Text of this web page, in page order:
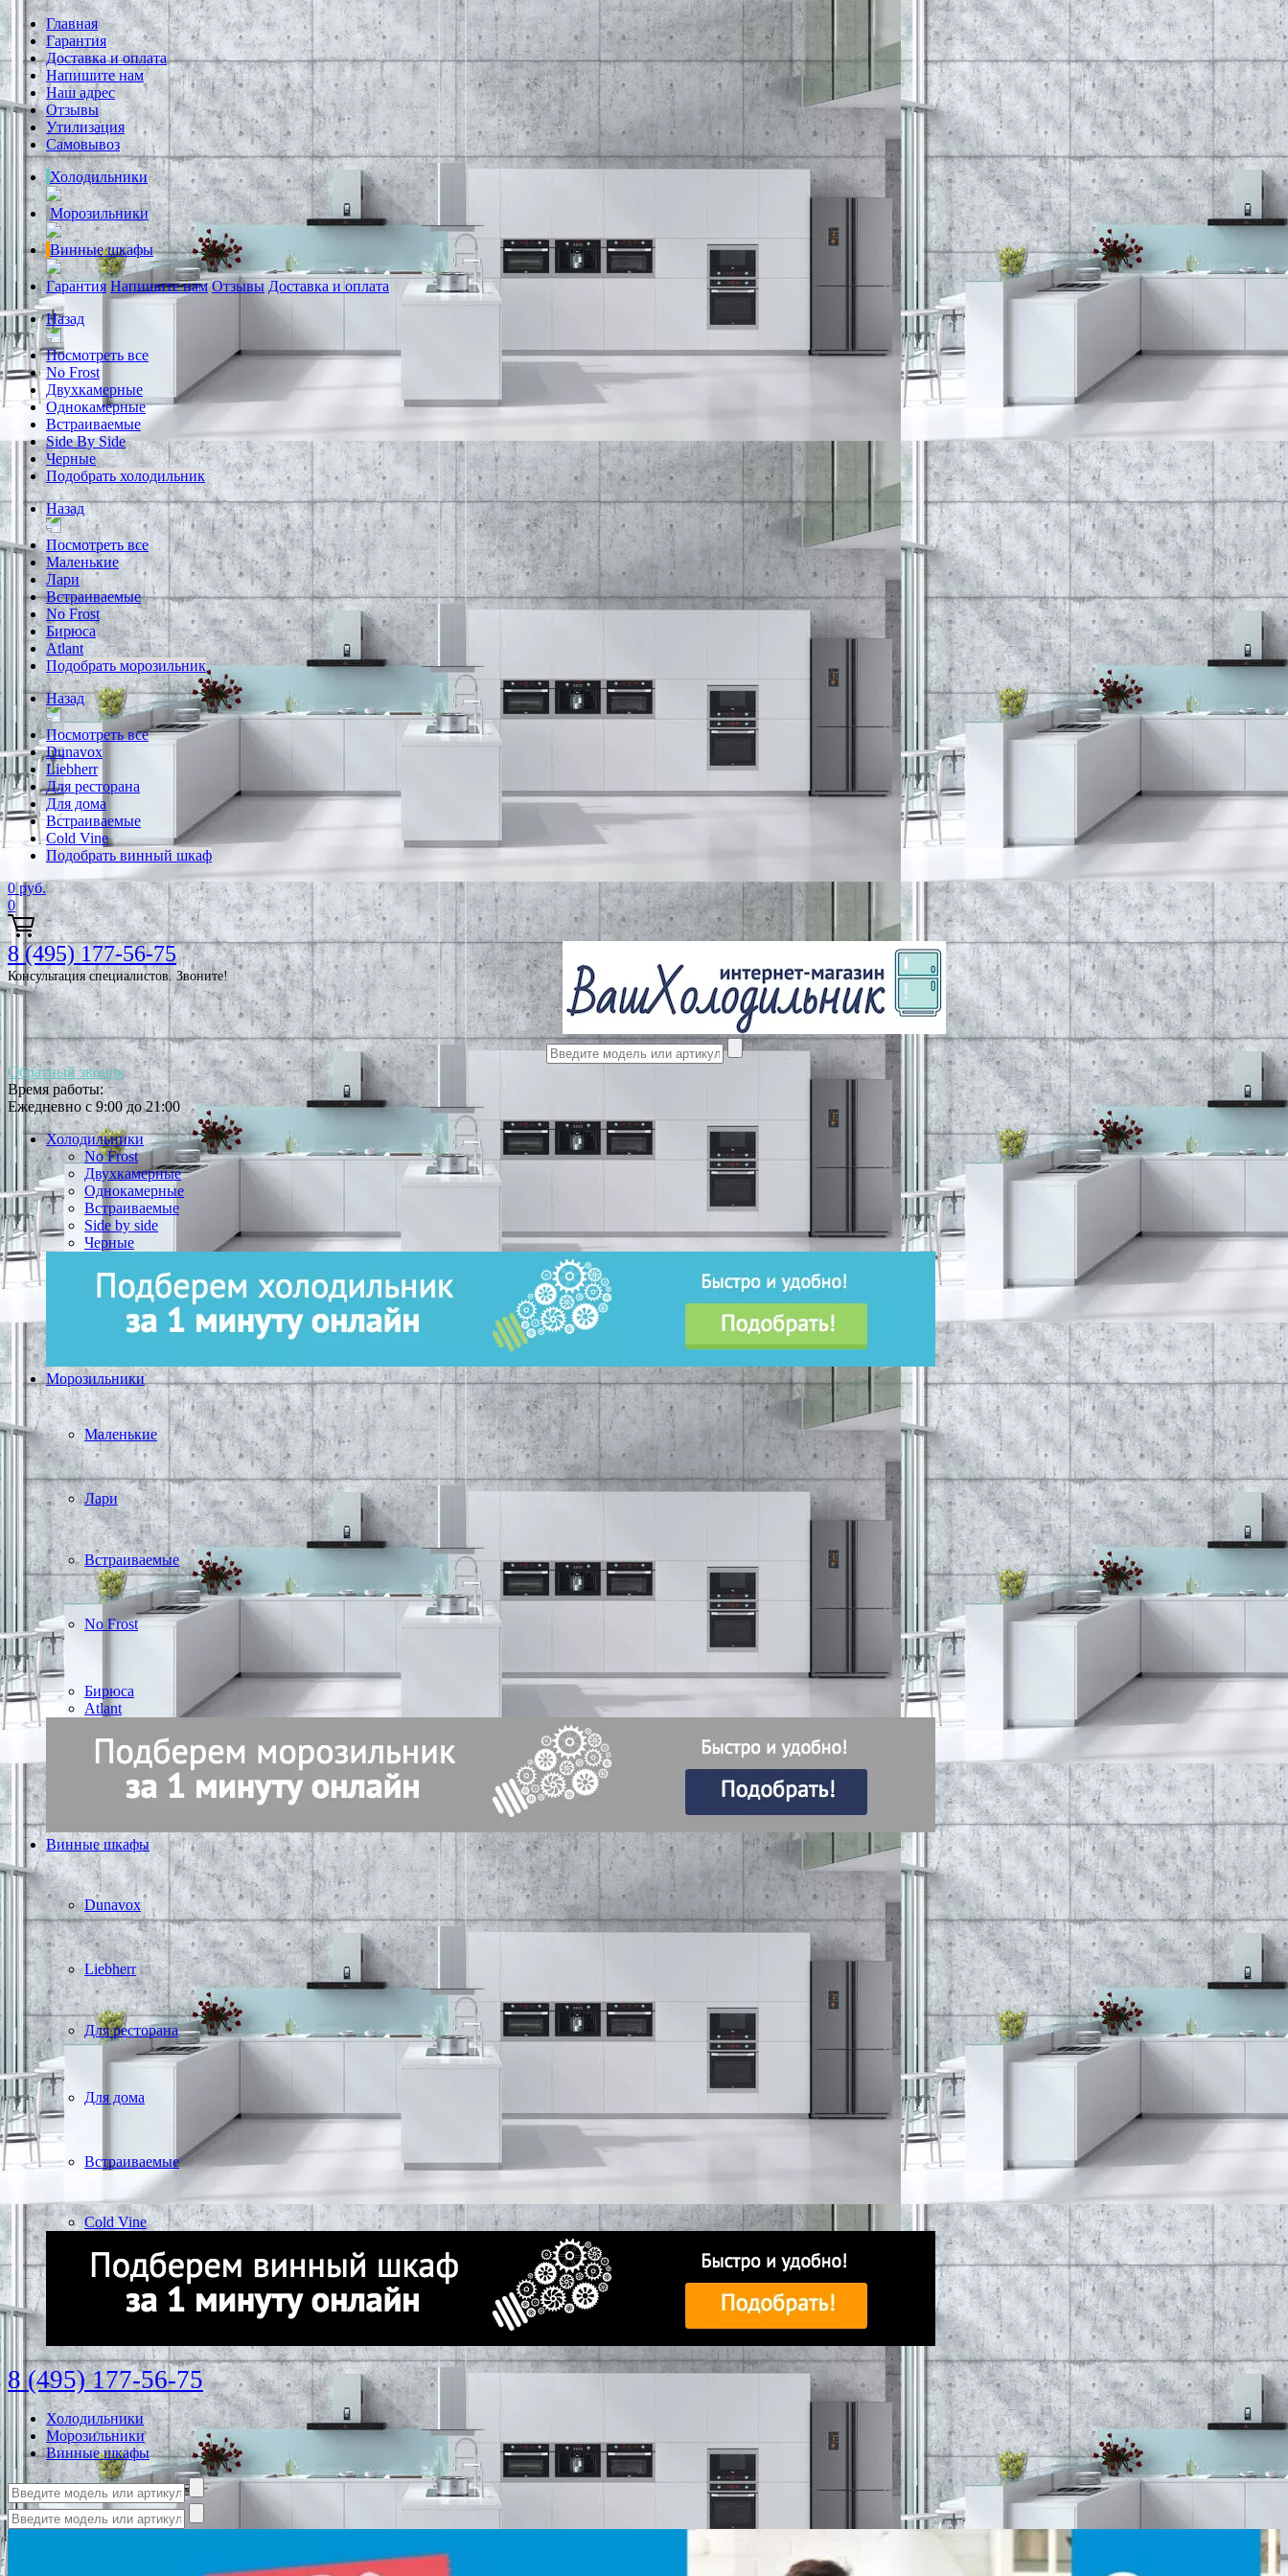
Главная
Гарантия
Доставка и оплата
Напишите нам
Наш адрес
Отзывы
Утилизация
Самовывоз
Холодильники
Морозильники
Винные шкафы
Гарантия Напишите нам Отзывы Доставка и оплата
Назад
Посмотреть все
No Frost
Двухкамерные
Однокамерные
Встраиваемые
Side By Side
Черные
Подобрать холодильник
Назад
Посмотреть все
Маленькие
Лари
Встраиваемые
No Frost
Бирюса
Atlant
Подобрать морозильник
Назад
Посмотреть все
Dunavox
Liebherr
Для ресторана
Для дома
Встраиваемые
Cold Vine
Подобрать винный шкаф
0 руб.
0
8 (495) 177-56-75
Консультация специалистов. Звоните!
Обратный звонок
Время работы:
Ежедневно с 9:00 до 21:00
Холодильники
No Frost
Двухкамерные
Однокамерные
Встраиваемые
Side by side
Черные
Морозильники
Маленькие
Лари
Встраиваемые
No Frost
Бирюса
Atlant
Винные шкафы
Dunavox
Liebherr
Для ресторана
Для дома
Встраиваемые
Cold Vine
8 (495) 177-56-75
Холодильники
Морозильники
Винные шкафы